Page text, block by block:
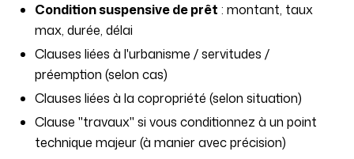
Condition suspensive de prêt : montant, taux
max, durée, délai
Clauses liées à l'urbanisme / servitudes /
préemption (selon cas)
Clauses liées à la copropriété (selon situation)
Clause "travaux" si vous conditionnez à un point
technique majeur (à manier avec précision)